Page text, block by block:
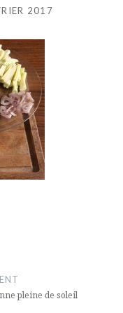
2017
pleine de soleil